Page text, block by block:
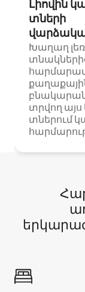
Լիովին
տների
Խաղաղ
տրվող
տներում